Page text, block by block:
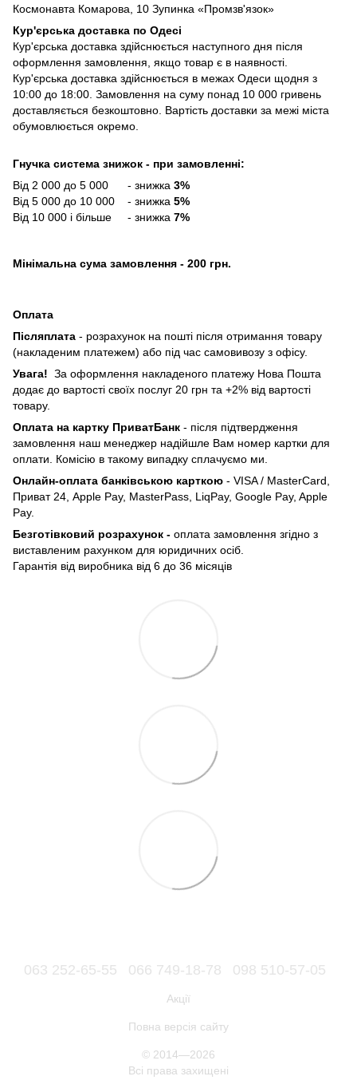
Космонавта Комарова, 10 Зупинка «Промзв'язок»
Кур'єрська доставка по Одесі
Кур'єрська доставка здійснюється наступного дня після
оформлення замовлення, якщо товар є в наявності.
Кур'єрська доставка здійснюється в межах Одеси щодня з
10:00 до 18:00. Замовлення на суму понад 10 000 гривень
доставляється безкоштовно. Вартість доставки за межі міста
обумовлюється окремо.
Гнучка система знижок - при замовленні:
Від 2 000 до 5 000 - знижка 3%
Від 5 000 до 10 000 - знижка 5%
Від 10 000 і більше - знижка 7%
Мінімальна сума замовлення - 200 грн.
Оплата
Післяплата - розрахунок на пошті після отримання товару
(накладеним платежем) або під час самовивозу з офісу.
Увага! За оформлення накладеного платежу Нова Пошта
додає до вартості своїх послуг 20 грн та +2% від вартості
товару.
Оплата на картку ПриватБанк - після підтвердження
замовлення наш менеджер надійшле Вам номер картки для
оплати. Комісію в такому випадку сплачуємо ми.
Онлайн-оплата банківською карткою - VISA / MasterCard,
Приват 24, Apple Pay, MasterPass, LiqPay, Google Pay, Apple
Pay.
Безготівковий розрахунок - оплата замовлення згідно з
виставленим рахунком для юридичних осіб.
Гарантія від виробника від 6 до 36 місяців
063 252-65-55 066 749-18-78 098 510-57-05
Акції
Повна версія сайту
© 2014—2026
Всі права захищені